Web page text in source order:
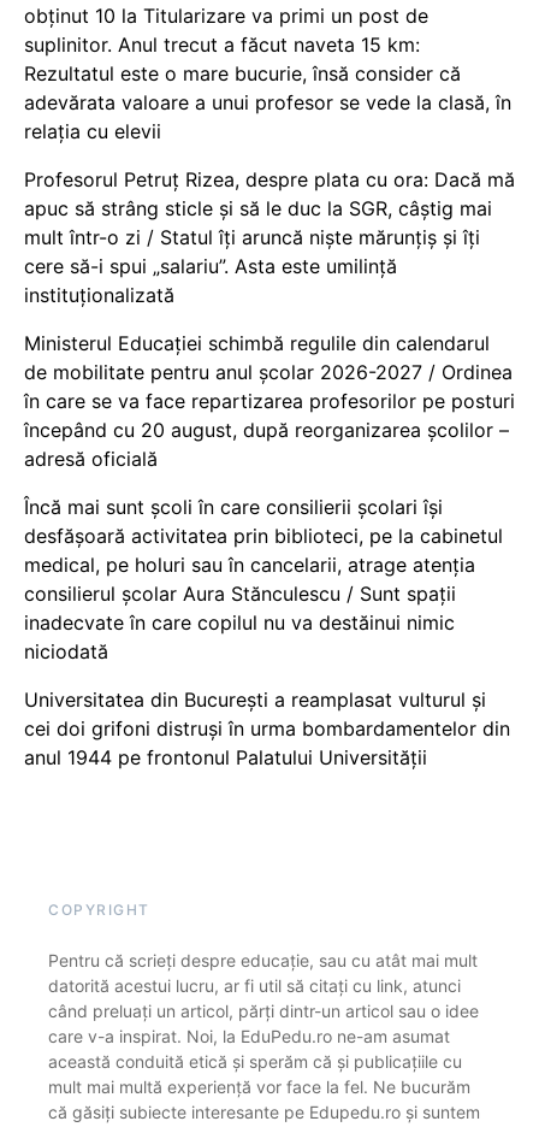
obținut 10 la Titularizare va primi un post de
suplinitor. Anul trecut a făcut naveta 15 km:
Rezultatul este o mare bucurie, însă consider că
adevărata valoare a unui profesor se vede la clasă, în
relația cu elevii
Profesorul Petruț Rizea, despre plata cu ora: Dacă mă
apuc să strâng sticle și să le duc la SGR, câștig mai
mult într-o zi / Statul îți aruncă niște mărunțiș și îți
cere să-i spui „salariu”. Asta este umilință
instituționalizată
Ministerul Educației schimbă regulile din calendarul
de mobilitate pentru anul școlar 2026-2027 / Ordinea
în care se va face repartizarea profesorilor pe posturi
începând cu 20 august, după reorganizarea școlilor –
adresă oficială
Încă mai sunt școli în care consilierii școlari își
desfășoară activitatea prin biblioteci, pe la cabinetul
medical, pe holuri sau în cancelarii, atrage atenția
consilierul școlar Aura Stănculescu / Sunt spații
inadecvate în care copilul nu va destăinui nimic
niciodată
Universitatea din București a reamplasat vulturul și
cei doi grifoni distruși în urma bombardamentelor din
anul 1944 pe frontonul Palatului Universității
COPYRIGHT
Pentru că scrieți despre educație, sau cu atât mai mult
datorită acestui lucru, ar fi util să citați cu link, atunci
când preluați un articol, părți dintr-un articol sau o idee
care v-a inspirat. Noi, la EduPedu.ro ne-am asumat
această conduită etică și sperăm că și publicațiile cu
mult mai multă experiență vor face la fel. Ne bucurăm
că găsiți subiecte interesante pe Edupedu.ro și suntem